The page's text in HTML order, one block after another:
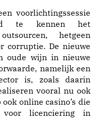
voorlichtingssessie
te kennen het
hetgeen
corruptie. De nieuwe
oude wijn in nieuwe
namelijk een
is, zoals daarin
vooral nu ook
online casino’s die
voor licenciering in